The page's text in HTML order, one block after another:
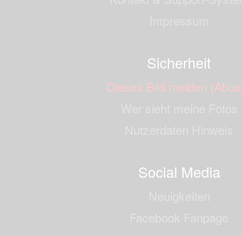
Sicherheit
Dieses Bild melden
Social Media